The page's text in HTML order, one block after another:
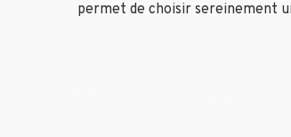
permet de choisir sereinement